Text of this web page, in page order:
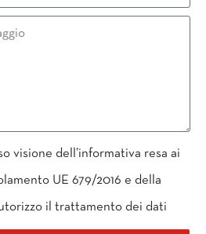
visione dell’informativa resa ai
UE 679/2016 e della
il trattamento dei dati